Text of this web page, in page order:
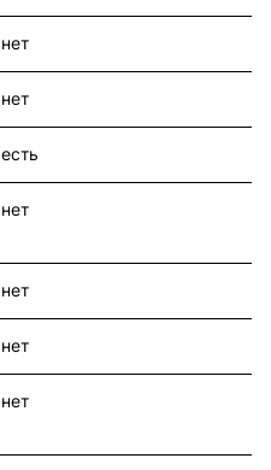
нет
нет
есть
нет
нет
нет
нет